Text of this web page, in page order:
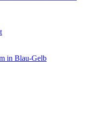
in Blau-Gelb